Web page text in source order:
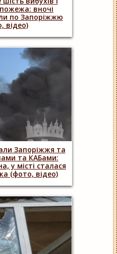
вночі
по Запоріжжю
відео)
Запоріжжя та
та КАБами:
у місті сталася
(фото, відео)